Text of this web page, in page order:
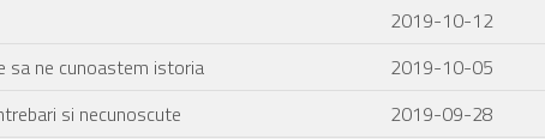
2019-10-12
sa ne cunoastem istoria 2019-10-05
si necunoscute 2019-09-28